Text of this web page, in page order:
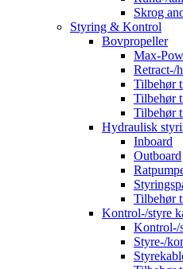
Skrog
Styring & Kontrol
Bovpropeller
Max-
Retract-/
Tilbehør
Tilbehør
Tilbehør
Hydraulisk
Inboard
Outboard
Tilbehør
Kontrol-/styre
Kontrol-/
Styre-/